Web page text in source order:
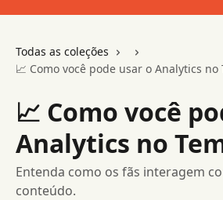
Todas as coleções
📈 Como você pode usar o Analytics no
📈 Como você
Analytics no
Entenda como os fãs interagem
conteúdo.